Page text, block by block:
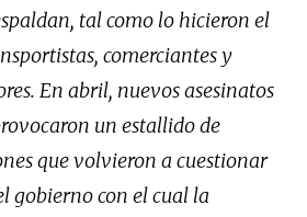
tal como lo hicieron el
comerciantes y
En abril, nuevos asesinatos
un estallido de
que volvieron a cuestionar
gobierno con el cual la